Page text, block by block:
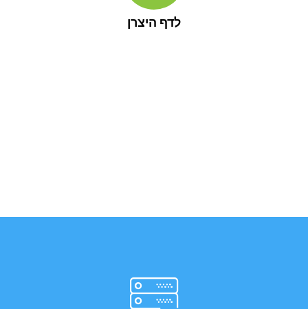
לדף היצרן